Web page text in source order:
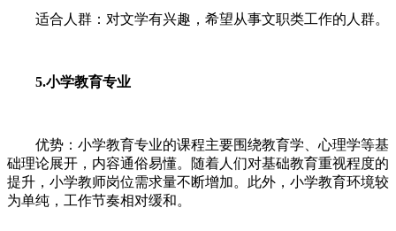
适合人群：对文学有兴趣，希望从事文职类工作的人群。
5.小学教育专业
优势：小学教育专业的课程主要围绕教育学、心理学等基
础理论展开，内容通俗易懂。随着人们对基础教育重视程度的
提升，小学教师岗位需求量不断增加。此外，小学教育环境较
为单纯，工作节奏相对缓和。